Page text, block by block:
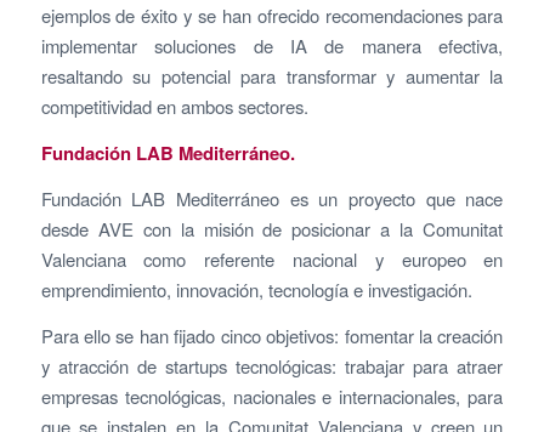
ejemplos de éxito y se han ofrecido recomendaciones para
implementar soluciones de IA de manera efectiva,
resaltando su potencial para transformar y aumentar la
competitividad en ambos sectores.
Fundación LAB Mediterráneo.
Fundación LAB Mediterráneo es un proyecto que nace
desde AVE con la misión de posicionar a la Comunitat
Valenciana como referente nacional y europeo en
emprendimiento, innovación, tecnología e investigación.
Para ello se han fijado cinco objetivos: fomentar la creación
y atracción de startups tecnológicas: trabajar para atraer
empresas tecnológicas, nacionales e internacionales, para
que se instalen en la Comunitat Valenciana y creen un